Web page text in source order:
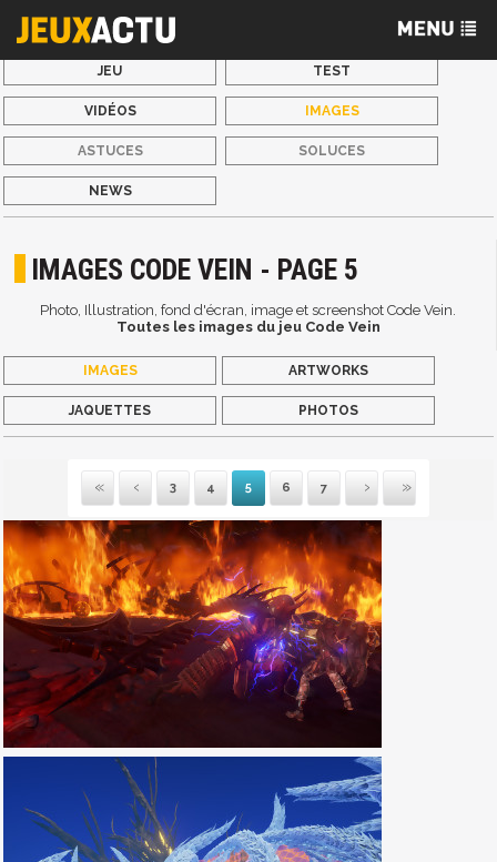
JEU TEST
VIDÉOS IMAGES
ASTUCES SOLUCES
NEWS
IMAGES CODE VEIN - PAGE 5
Photo, Illustration, fond d'écran, image et screenshot Code Vein.
Toutes les images du jeu Code Vein
IMAGES ARTWORKS
JAQUETTES PHOTOS
Première
Précédente
3 4 5 6 7
Suivante
Dernière